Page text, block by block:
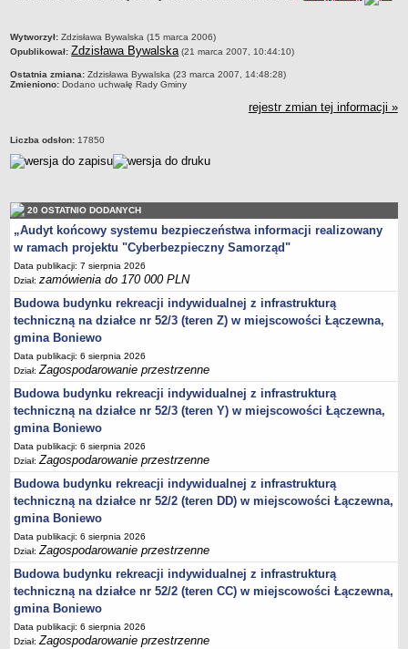
Plan ogólny Gminy Boniewo
Miejscowy Plan Zagospodarowania Przestrzennego wybranych
terenów Gminy Boniewo
ponowne wykorzystywanie
pomoc prawna
Porozumienia
Infromacje w zakresie preferencyjnego paliwa stałego
ocena jakości wody
WŁADZE I STRUKTURA
Rada gminy
Urząd gminy
Wójt
Jednostki organizacyjne
jednostki pomocnicze /sołectwa Gminy Boniewo/
Gminne Instytucje Kultury
Nabór pracowników na stanowiska pracy
Deklaracja dostępności strony internetowej Urzędu Gminy Boniewo
RODO
REJESTRY
Rejestry i ewidencje
Rejestr działalności regulowanej
Ewidencja udzielonych i cofniętych zezwoleń na prowadzenie
Zbiorowego Zaopatrzenia w Wodę i Zbiorowego Odprowadzania
Ścieków
Rejestr Instytucji Kultury
metryczka
Wytworzył: Zdzisława Bywalska (15 marca 2006)
Opublikował: Zdzisława Bywalska(21 marca 2007, 10:44:10)
Ostatnia zmiana: Zdzisława Bywalska (23 marca 2007, 14:48:28)
Zmieniono: Dodano uchwałę Rady Gminy
rejestr zmian tej informacji »
Liczba odsłon: 17850
20 OSTATNIO DODANYCH
„Audyt końcowy systemu bezpieczeństwa informacji realizowany
w ramach projektu "Cyberbezpieczny Samorząd"
Data publikacji: 7 sierpnia 2026
Dział:zamówienia do 170 000 PLN
Budowa budynku rekreacji indywidualnej z infrastrukturą
techniczną na działce nr 52/3 (teren Z) w miejscowości Łączewna,
gmina Boniewo
Data publikacji: 6 sierpnia 2026
Dział:Zagospodarowanie przestrzenne
Budowa budynku rekreacji indywidualnej z infrastrukturą
techniczną na działce nr 52/3 (teren Y) w miejscowości Łączewna,
gmina Boniewo
Data publikacji: 6 sierpnia 2026
Dział:Zagospodarowanie przestrzenne
Budowa budynku rekreacji indywidualnej z infrastrukturą
techniczną na działce nr 52/2 (teren DD) w miejscowości Łączewna,
gmina Boniewo
Data publikacji: 6 sierpnia 2026
Dział:Zagospodarowanie przestrzenne
Budowa budynku rekreacji indywidualnej z infrastrukturą
techniczną na działce nr 52/2 (teren CC) w miejscowości Łączewna,
gmina Boniewo
Data publikacji: 6 sierpnia 2026
Dział:Zagospodarowanie przestrzenne